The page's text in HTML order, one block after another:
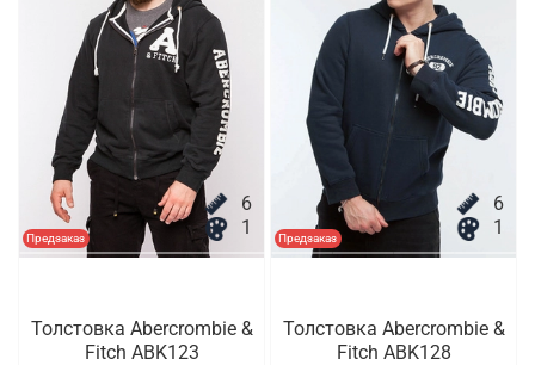
Предзаказ
6
1
Толстовка Abercrombie &
Fitch ABK123
Предзаказ
6
1
Толстовка Abercrombie &
Fitch ABK128